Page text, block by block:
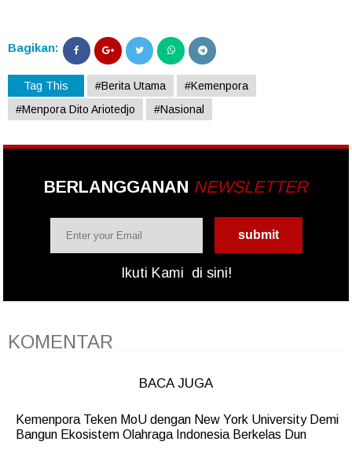
Bagikan:
Tag This #Berita Utama
#Kemenpora
#Menpora Dito Ariotedjo
#Nasional
BERLANGGANAN NEWSLETTER
Ikuti Kami di sini!
KOMENTAR
BACA JUGA
Kemenpora Teken MoU dengan New York University Demi
Bangun Ekosistem Olahraga Indonesia Berkelas Dun